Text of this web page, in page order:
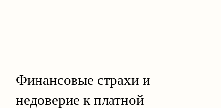
Финансовые страхи и
недоверие к платной